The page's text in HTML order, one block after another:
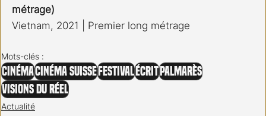
métrage)
Vietnam, 2021 | Premier long métrage
Mots-clés :
CinémaCinéma Suisse Festival Écrit Palmarès
Visions du Réel
Actualité